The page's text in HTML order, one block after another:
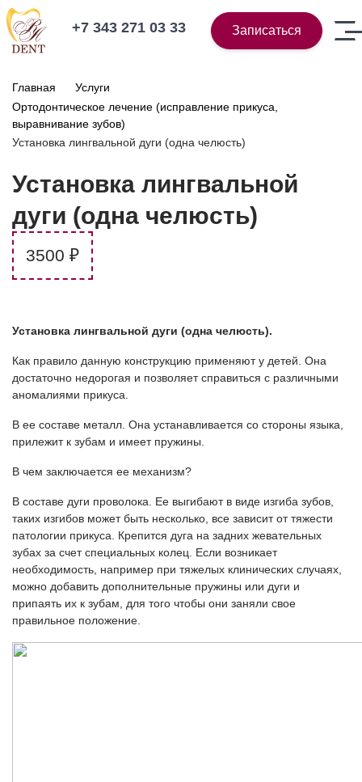
+7 343 271 03 33 Записаться
Главная
Услуги
Ортодонтическое лечение (исправление прикуса,
выравнивание зубов)
Установка лингвальной дуги (одна челюсть)
Установка лингвальной
дуги (одна челюсть)
3500 ₽
Установка лингвальной дуги (одна челюсть).
Как правило данную конструкцию применяют у детей. Она
достаточно недорогая и позволяет справиться с различными
аномалиями прикуса.
В ее составе металл. Она устанавливается со стороны языка,
прилежит к зубам и имеет пружины.
В чем заключается ее механизм?
В составе дуги проволока. Ее выгибают в виде изгиба зубов,
таких изгибов может быть несколько, все зависит от тяжести
патологии прикуса. Крепится дуга на задних жевательных
зубах за счет специальных колец. Если возникает
необходимость, например при тяжелых клинических случаях,
можно добавить дополнительные пружины или дуги и
припаять их к зубам, для того чтобы они заняли свое
правильное положение.